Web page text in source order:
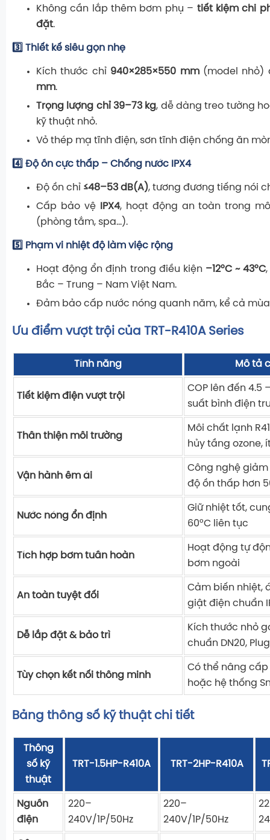
Không cần lắp thêm bơm phụ – tiết kiệm chi
đặt.
3️⃣ Thiết kế siêu gọn nhẹ
Kích thước chỉ 940×285×550 mm(model nhỏ)
mm.
Trọng lượng chỉ 39–73 kg, dễ dàng treo tường
kỹ thuật nhỏ.
Vỏ thép mạ tĩnh điện, sơn tĩnh điện chống ăn
4️⃣ Độ ồn cực thấp – Chống nước IPX4
Độ ồn chỉ ≤48–53 dB(A), tương đương tiếng nói
Cấp bảo vệ
IPX4, hoạt động an toàn trong
(phòng tắm, spa…).
5️⃣ Phạm vi nhiệt độ làm việc rộng
Hoạt động ổn định trong điều kiện –12°C ~ 43°C
Bắc – Trung – Nam Việt Nam.
Đảm bảo cấp nước nóng quanh năm, kể cả
Ưu điểm vượt trội của TRT-R410A Series
Tính năng Mô tả
Tiết kiệm điện vượt trội
COP lên đến 4.5
suất bình điện
Thân thiện môi trường
Môi chất lạnh
hủy tầng ozone,
Vận hành êm ái
Công nghệ giảm
độ ồn thấp hơn
Nước nóng ổn định
Giữ nhiệt tốt,
60°C liên tục
Tích hợp bơm tuần hoàn
Hoạt động tự
bơm ngoài
An toàn tuyệt đối
Cảm biến nhiệt,
giật điện chuẩn
Dễ lắp đặt & bảo trì
Kích thước nhỏ
chuẩn DN20,
Tùy chọn kết nối thông minh
Có thể nâng cấp
hoặc hệ thống
Bảng thông số kỹ thuật chi tiết
Thông
số kỹ
thuật
TRT-1.5HP-R410A TRT-2HP-R410A
Nguồn
điện
220–
240V/1P/50Hz
220–
240V/1P/50Hz